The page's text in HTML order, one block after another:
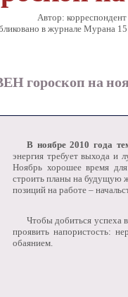
Автор:
в журналe Мурана
гороскоп на
В ноябре 2010 года
энергия требует выхода и
Ноябрь хорошее время
строить планы на будущую
позиций на работе –
Чтобы добиться
проявить напористость:
обаянием.